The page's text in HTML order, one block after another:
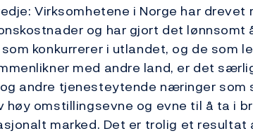
Virksomhetene i Norge har
og har gjort det
konkurrerer i utlandet, og de som
med andre land, er det
andre tjenesteytende næringer
høy omstillingsevne og evne til å ta i
marked. Det er trolig et resultat